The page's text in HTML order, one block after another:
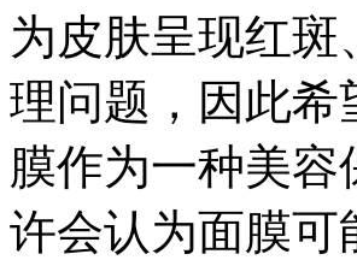
为皮肤呈现红
理问题，因此希
膜作为一种美
许会认为面膜可